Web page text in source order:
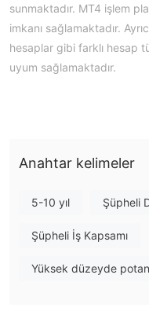
sunmaktadır. MT4 işlem
imkanı sağlamaktadır.
hesaplar gibi farklı hesap
uyum sağlamaktadır.
şüpheli bir
düzenlendiğini iddia
olunmalı ve alternatifleri
Elite Capitals Üzerinde
işlem varlıkları
Anahtar kelimeler
5-10 yıl Şüpheli
Şüpheli İş Kapsamı
Yüksek düzeyde